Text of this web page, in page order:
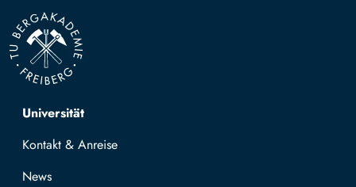
Top navigation
Universität
Kontakt & Anreise
News